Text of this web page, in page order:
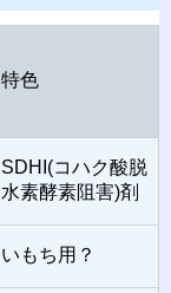
特色
SDHI(コハク酸脱
水素酵素阻害)剤
いもち用？